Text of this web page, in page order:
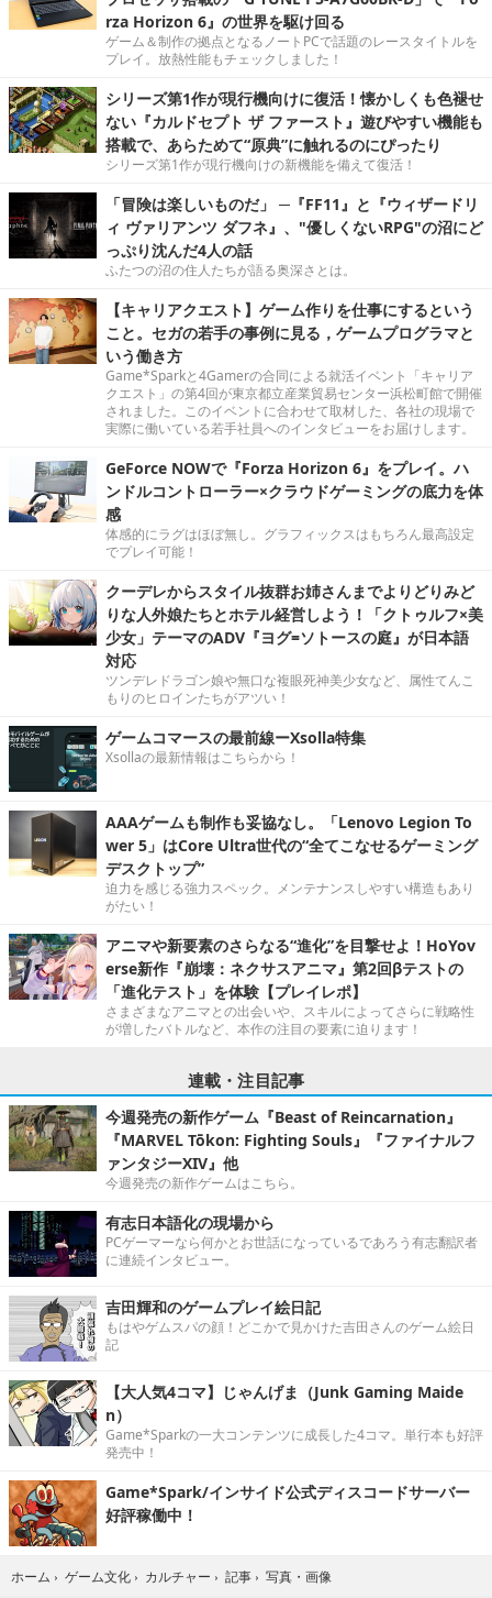
rza Horizon 6』の世界を駆け回る
ゲーム＆制作の拠点となるノートPCで話題のレースタイトルを
プレイ。放熱性能もチェックしました！
シリーズ第1作が現行機向けに復活！懐かしくも色褪せ
ない『カルドセプト ザ ファースト』遊びやすい機能も
搭載で、あらためて“原典”に触れるのにぴったり
シリーズ第1作が現行機向けの新機能を備えて復活！
「冒険は楽しいものだ」 ─『FF11』と『ウィザードリ
ィ ヴァリアンツ ダフネ』、"優しくないRPG"の沼にど
っぷり沈んだ4人の話
ふたつの沼の住人たちが語る奥深さとは。
【キャリアクエスト】ゲーム作りを仕事にするという
こと。セガの若手の事例に見る，ゲームプログラマと
いう働き方
Game*Sparkと4Gamerの合同による就活イベント「キャリア
クエスト」の第4回が東京都立産業貿易センター浜松町館で開催
されました。このイベントに合わせて取材した、各社の現場で
実際に働いている若手社員へのインタビューをお届けします。
GeForce NOWで『Forza Horizon 6』をプレイ。ハ
ンドルコントローラー×クラウドゲーミングの底力を体
感
体感的にラグはほぼ無し。グラフィックスはもちろん最高設定
でプレイ可能！
クーデレからスタイル抜群お姉さんまでよりどりみど
りな人外娘たちとホテル経営しよう！「クトゥルフ×美
少女」テーマのADV『ヨグ=ソトースの庭』が日本語
対応
ツンデレドラゴン娘や無口な複眼死神美少女など、属性てんこ
もりのヒロインたちがアツい！
ゲームコマースの最前線ーXsolla特集
Xsollaの最新情報はこちらから！
AAAゲームも制作も妥協なし。「Lenovo Legion To
wer 5」はCore Ultra世代の“全てこなせるゲーミング
デスクトップ”
迫力を感じる強力スペック。メンテナンスしやすい構造もあり
がたい！
アニマや新要素のさらなる“進化”を目撃せよ！HoYov
erse新作『崩壊：ネクサスアニマ』第2回βテストの
「進化テスト」を体験【プレイレポ】
さまざまなアニマとの出会いや、スキルによってさらに戦略性
が増したバトルなど、本作の注目の要素に迫ります！
連載・注目記事
今週発売の新作ゲーム『Beast of Reincarnation』
『MARVEL Tōkon: Fighting Souls』『ファイナルフ
ァンタジーXIV』他
今週発売の新作ゲームはこちら。
有志日本語化の現場から
PCゲーマーなら何かとお世話になっているであろう有志翻訳者
に連続インタビュー。
吉田輝和のゲームプレイ絵日記
もはやゲムスパの顔！どこかで見かけた吉田さんのゲーム絵日
記
【大人気4コマ】じゃんげま（Junk Gaming Maide
n）
Game*Sparkの一大コンテンツに成長した4コマ。単行本も好評
発売中！
Game*Spark/インサイド公式ディスコードサーバー
好評稼働中！
ホーム › ゲーム文化 › カルチャー › 記事 › 写真・画像